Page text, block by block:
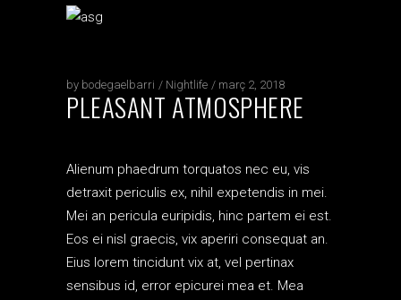
by bodegaelbarri Nightlife març 2, 2018
PLEASANT ATMOSPHERE
Alienum phaedrum torquatos nec eu, vis
detraxit periculis ex, nihil expetendis in mei.
Mei an pericula euripidis, hinc partem ei est.
Eos ei nisl graecis, vix aperiri consequat an.
Eius lorem tincidunt vix at, vel pertinax
sensibus id, error epicurei mea et. Mea